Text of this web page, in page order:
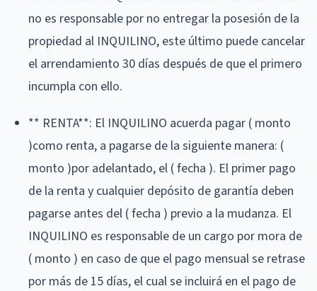
no es responsable por no entregar la posesión de la
propiedad al INQUILINO, este último puede cancelar
el arrendamiento 30 días después de que el primero
incumpla con ello.
** RENTA**: El INQUILINO acuerda pagar ( monto
)como renta, a pagarse de la siguiente manera: (
monto )por adelantado, el ( fecha ). El primer pago
de la renta y cualquier depósito de garantía deben
pagarse antes del ( fecha ) previo a la mudanza. El
INQUILINO es responsable de un cargo por mora de
( monto ) en caso de que el pago mensual se retrase
por más de 15 días, el cual se incluirá en el pago de